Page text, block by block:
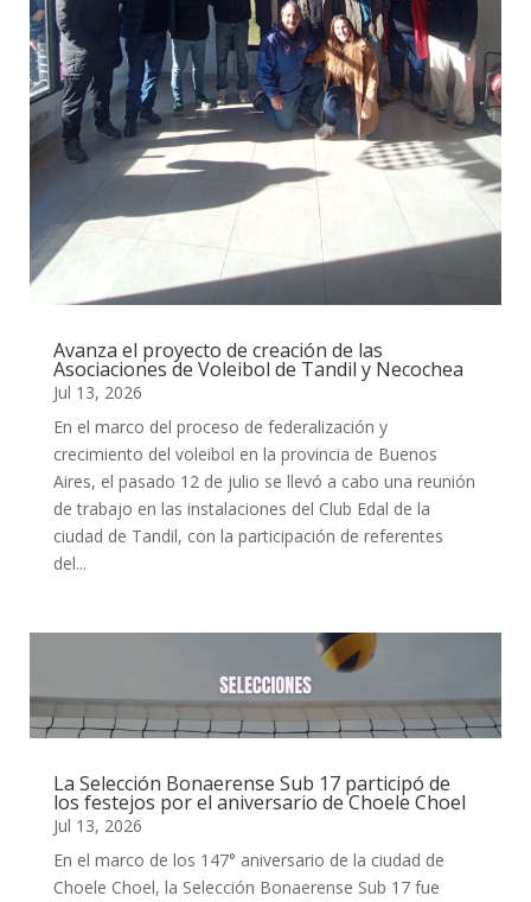
Avanza el proyecto de creación de las
Asociaciones de Voleibol de Tandil y Necochea
Jul 13, 2026
En el marco del proceso de federalización y
crecimiento del voleibol en la provincia de Buenos
Aires, el pasado 12 de julio se llevó a cabo una reunión
de trabajo en las instalaciones del Club Edal de la
ciudad de Tandil, con la participación de referentes
del...
La Selección Bonaerense Sub 17 participó de
los festejos por el aniversario de Choele Choel
Jul 13, 2026
En el marco de los 147° aniversario de la ciudad de
Choele Choel, la Selección Bonaerense Sub 17 fue